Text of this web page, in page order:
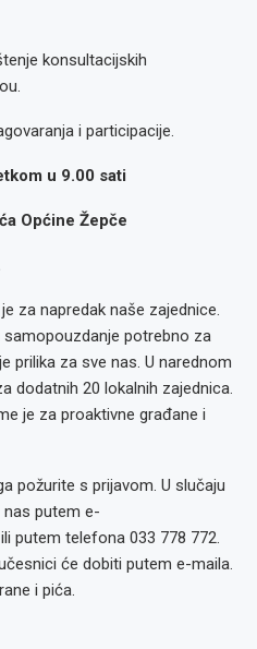
konsultacijskih
i participacije.
u 9.00 sati
Općine Žepče
za napredak naše zajednice.
potrebno za
prilika za sve nas. U narednom
dodatnih 20 lokalnih zajednica.
je za proaktivne građane i
požurite s prijavom. U slučaju
putem e-
ili putem telefona 033 778 772.
će dobiti putem e-maila.
i pića.